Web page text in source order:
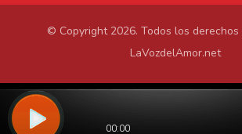
© Copyright 2026. Todos los derechos
LaVozdelAmor.net
Desarrollado por